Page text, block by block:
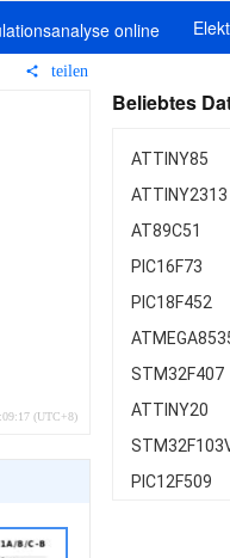
online
teilen
(UTC+8)
Beliebtes
ATTINY85
ATTINY2313
AT89C51
PIC16F73
PIC18F452
STM32F407
ATTINY20
PIC12F509